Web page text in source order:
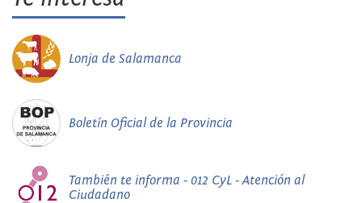
Lonja de Salamanca
Boletín Oficial de la Provincia
También te informa - 012 CyL - Atención al
Ciudadano